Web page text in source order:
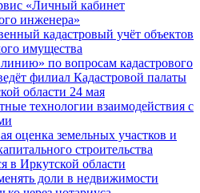
«Личный кабинет
инженера»
кадастровый учёт объектов
имущества
по вопросам кадастрового
филиал Кадастровой палаты
области 24 мая
технологии взаимодействия с
оценка земельных участков и
строительства
в Иркутской области
доли в недвижимости